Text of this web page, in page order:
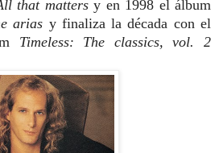
that mattersy en 1998 el álbum
arias y finaliza la década con el
Timeless: The classics, vol. 2